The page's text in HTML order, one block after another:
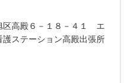
区高殿６－１８－４１ エ
ステーション高殿出張所